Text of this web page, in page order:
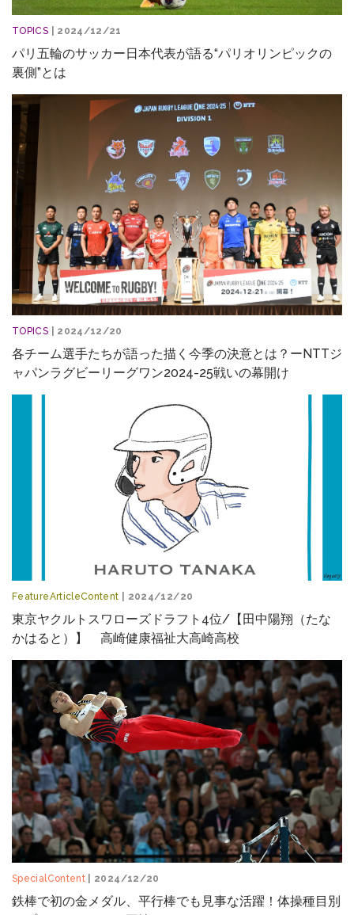
TOPICS | 2024/12/21
パリ五輪のサッカー日本代表が語る“パリオリンピックの
裏側”とは
TOPICS | 2024/12/20
各チーム選手たちが語った描く今季の決意とは？ーNTTジ
ャパンラグビーリーグワン2024-25戦いの幕開け
FeatureArticleContent | 2024/12/20
東京ヤクルトスワローズドラフト4位/【田中陽翔（たな
かはると）】 高崎健康福祉大高崎高校
SpecialContent | 2024/12/20
鉄棒で初の金メダル、平行棒でも見事な活躍！体操種目別